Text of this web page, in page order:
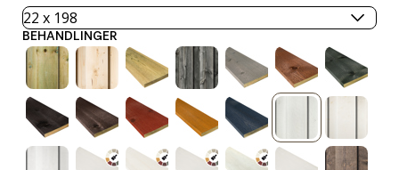
BEHANDLINGER